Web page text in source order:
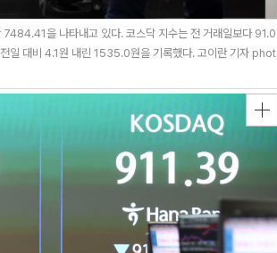
을 나타내고 있다. 코스닥 지수는 전 거래일보다 91.0
일 대비 4.1원 내린 1535.0원을 기록했다. 고이란 기자 phot